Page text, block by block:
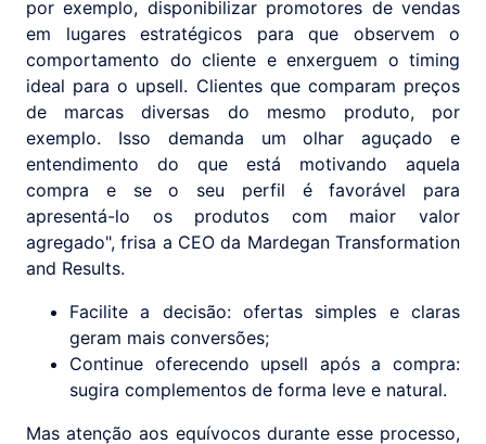
por exemplo, disponibilizar promotores de vendas
em lugares estratégicos para que observem o
comportamento do cliente e enxerguem o timing
ideal para o upsell. Clientes que comparam preços
de marcas diversas do mesmo produto, por
exemplo. Isso demanda um olhar aguçado e
entendimento do que está motivando aquela
compra e se o seu perfil é favorável para
apresentá-lo os produtos com maior valor
agregado", frisa a CEO da Mardegan Transformation
and Results.
Facilite a decisão: ofertas simples e claras
geram mais conversões;
Continue oferecendo upsell após a compra:
sugira complementos de forma leve e natural.
Mas atenção aos equívocos durante esse processo,